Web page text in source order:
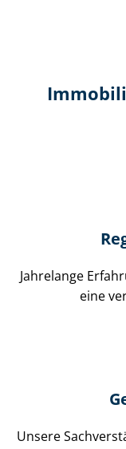
Jahrelange
eine
Unsere